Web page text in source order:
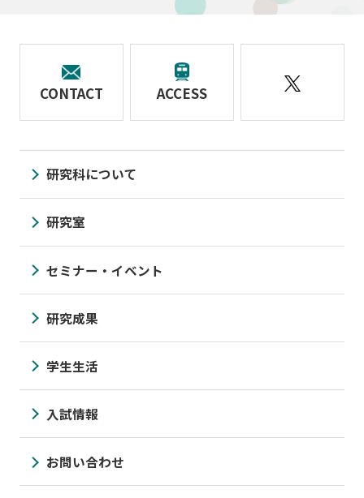
CONTACT ACCESS
研究科について
研究室
セミナー・イベント
研究成果
学生生活
入試情報
お問い合わせ